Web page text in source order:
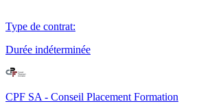
Type de contrat:
Durée indéterminée
CPF SA - Conseil Placement Formation